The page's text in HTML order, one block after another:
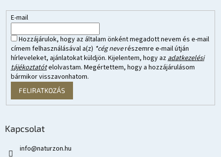
E-mail
Hozzájárulok, hogy az általam önként megadott nevem és e-mail
címem felhasználásával a(z) *cég neverészemre e-mail útján
hírleveleket, ajánlatokat küldjön. Kijelentem, hogy azadatkezelési
tájékoztatótelolvastam. Megértettem, hogy a hozzájárulásom
bármikor visszavonhatom.
FELIRATKOZÁS
Kapcsolat
info@naturzon.hu